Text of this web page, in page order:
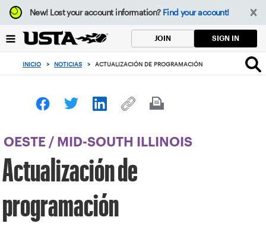
Enfoque
desde
botón
volver
principio
New!Lost your account information? Find your account!
JOIN SIGN IN
INICIO > NOTICIAS > ACTUALIZACIÓN DE PROGRAMACIÓN
OESTE / MID-SOUTH ILLINOIS
Actualización de
programación